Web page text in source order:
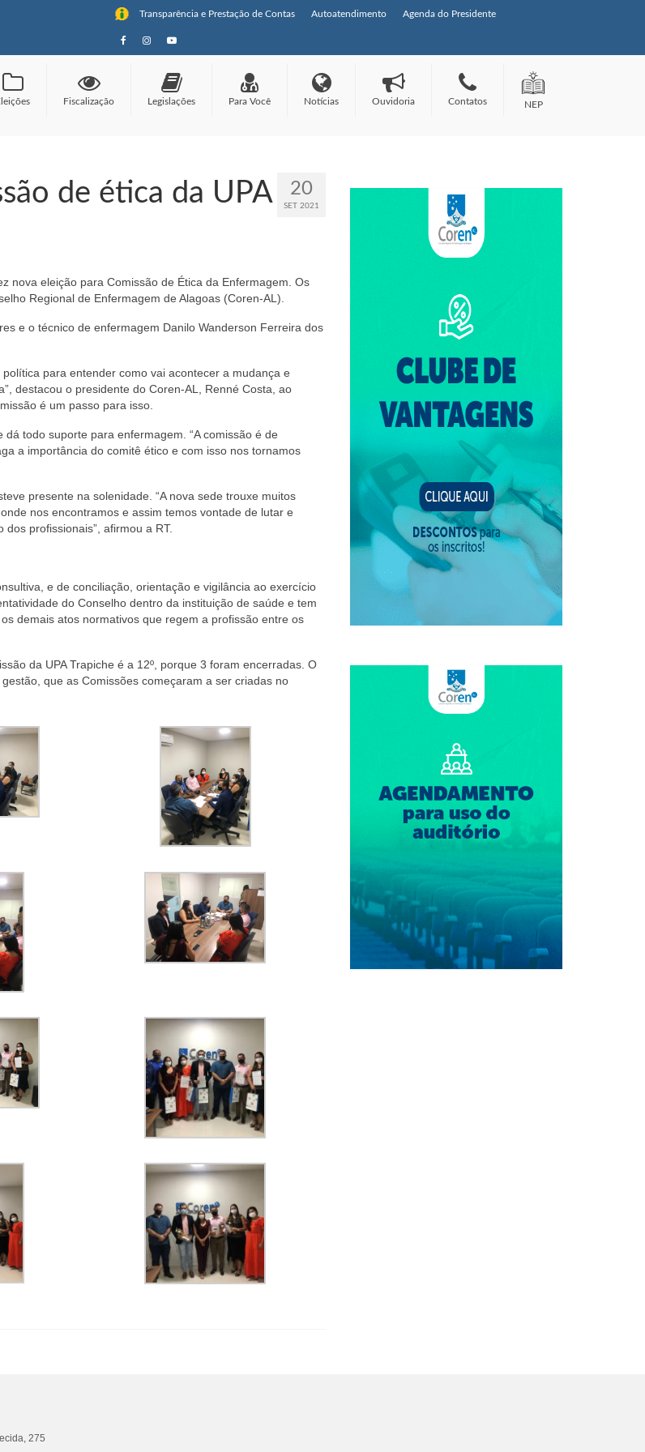
Transparência e Prestação de Contas Autoatendimento Agenda do Presidente
Fiscalização Legislações Para Você Notícias Ouvidoria Contatos NEP
20
SET 2021
de ética da UPA
nova eleição para Comissão de Ética da Enfermagem. Os
Regional de Enfermagem de Alagoas (Coren-AL).
e o técnico de enfermagem Danilo Wanderson Ferreira dos
para entender como vai acontecer a mudança e
destacou o presidente do Coren-AL, Renné Costa, ao
é um passo para isso.
todo suporte para enfermagem. “A comissão é de
a importância do comitê ético e com isso nos tornamos
presente na solenidade. “A nova sede trouxe muitos
nos encontramos e assim temos vontade de lutar e
profissionais”, afirmou a RT.
e de conciliação, orientação e vigilância ao exercício
do Conselho dentro da instituição de saúde e tem
demais atos normativos que regem a profissão entre os
da UPA Trapiche é a 12º, porque 3 foram encerradas. O
que as Comissões começaram a ser criadas no
275